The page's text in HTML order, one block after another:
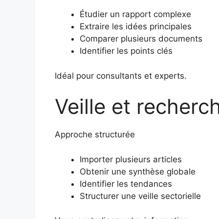
Étudier un rapport complexe
Extraire les idées principales
Comparer plusieurs documents
Identifier les points clés
Idéal pour consultants et experts.
Veille et
Approche structurée
Importer plusieurs articles
Obtenir une synthèse globale
Identifier les tendances
Structurer une veille sectorielle